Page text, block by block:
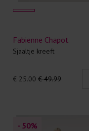
Fabienne Chapot
Sjaaltje kreeft
€ 25.00 € 49.99
- 50%